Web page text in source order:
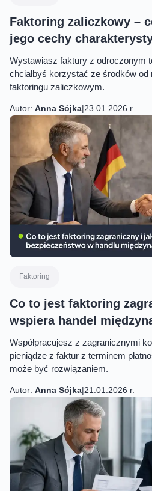
Faktoring zaliczkowy –
jego cechy
Wystawiasz faktury z odroczonym
chciałbyś korzystać ze środków
faktoringu zaliczkowym.
Autor: Anna Sójka|23.01.2026 r.
Faktoring
Co to jest faktoring
wspiera handel
Współpracujesz z zagranicznymi
pieniądze z faktur z terminem
może być rozwiązaniem.
Autor: Anna Sójka|21.01.2026 r.